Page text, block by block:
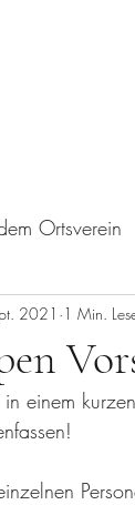
Ortsverein
Zukunft des
2021 1 Min.
einem